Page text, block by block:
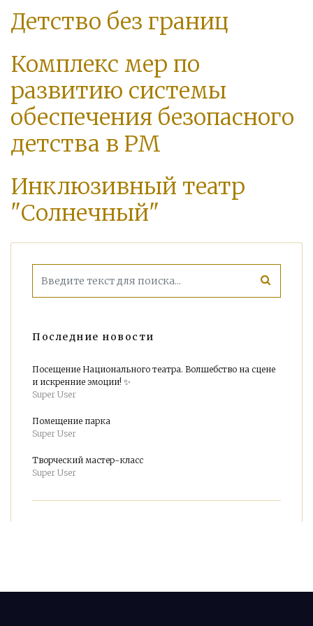
Детство без границ
Комплекс мер по
развитию системы
обеспечения безопасного
детства в РМ
Инклюзивный театр
"Солнечный"
Последние новости
Посещение Национального театра. Волшебство на сцене
и искренние эмоции! ✨
Super User
Помещение парка
Super User
Творческий мастер-класс
Super User